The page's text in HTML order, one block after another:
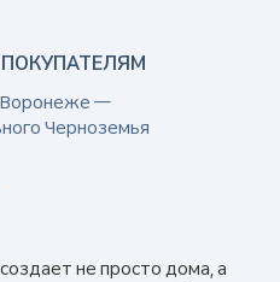
Воронеже —
Черноземья
не просто дома, а